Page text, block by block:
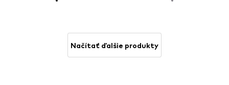
Načítať ďalšie produkty